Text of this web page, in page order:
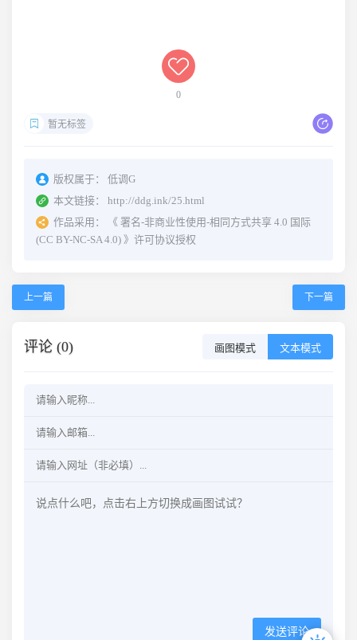
0
暂无标签
版权属于：
低调G
本文链接：
http://ddg.ink/25.html
作品采用：
《 署名-非商业性使用-相同方式共享 4.0 国际
(CC BY-NC-SA 4.0) 》许可协议授权
上一篇 下一篇
评论 (0) 画图模式 文本模式
发送评论